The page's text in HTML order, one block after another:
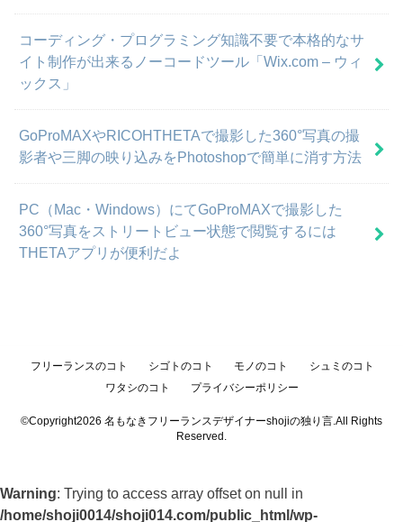
コーディング・プログラミング知識不要で本格的なサ
イト制作が出来るノーコードツール「Wix.com – ウィ
ックス」
GoProMAXやRICOHTHETAで撮影した360°写真の撮
影者や三脚の映り込みをPhotoshopで簡単に消す方法
PC（Mac・Windows）にてGoProMAXで撮影した
360°写真をストリートビュー状態で閲覧するには
THETAアプリが便利だよ
フリーランスのコト シゴトのコト モノのコト
シュミのコト
ワタシのコト
プライバシーポリシー
©Copyright2026 名もなきフリーランスデザイナーshojiの独り言 .All Rights
Reserved.
Warning: Trying to access array offset on null in
/home/shoji0014/shoji014.com/public_html/wp-